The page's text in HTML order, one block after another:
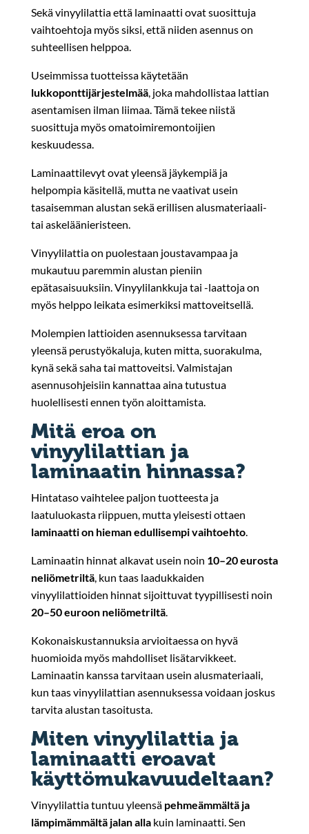
Sekä vinyylilattia että laminaatti ovat suosittuja
vaihtoehtoja myös siksi, että niiden asennus on
suhteellisen helppoa.
Useimmissa tuotteissa käytetään
lukkoponttijärjestelmää, joka mahdollistaa lattian
asentamisen ilman liimaa. Tämä tekee niistä
suosittuja myös omatoimiremontoijien
keskuudessa.
Laminaattilevyt ovat yleensä jäykempiä ja
helpompia käsitellä, mutta ne vaativat usein
tasaisemman alustan sekä erillisen alusmateriaali-
tai askeläänieristeen.
Vinyylilattia on puolestaan joustavampaa ja
mukautuu paremmin alustan pieniin
epätasaisuuksiin. Vinyylilankkuja tai -laattoja on
myös helppo leikata esimerkiksi mattoveitsellä.
Molempien lattioiden asennuksessa tarvitaan
yleensä perustyökaluja, kuten mitta, suorakulma,
kynä sekä saha tai mattoveitsi. Valmistajan
asennusohjeisiin kannattaa aina tutustua
huolellisesti ennen työn aloittamista.
Mitä eroa on
vinyylilattian ja
laminaatin hinnassa?
Hintataso vaihtelee paljon tuotteesta ja
laatuluokasta riippuen, mutta yleisesti ottaen
laminaatti on hieman edullisempi vaihtoehto.
Laminaatin hinnat alkavat usein noin 10–20 eurosta
neliömetriltä, kun taas laadukkaiden
vinyylilattioiden hinnat sijoittuvat tyypillisesti noin
20–50 euroon neliömetriltä.
Kokonaiskustannuksia arvioitaessa on hyvä
huomioida myös mahdolliset lisätarvikkeet.
Laminaatin kanssa tarvitaan usein alusmateriaali,
kun taas vinyylilattian asennuksessa voidaan joskus
tarvita alustan tasoitusta.
Miten vinyylilattia ja
laminaatti eroavat
käyttömukavuudeltaan?
Vinyylilattia tuntuu yleensä pehmeämmältä ja
lämpimämmältä jalan allakuin laminaatti. Sen